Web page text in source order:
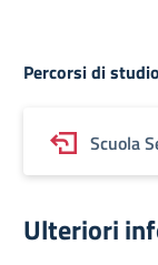
Percorsi di studio
Scuola
Ulteriori